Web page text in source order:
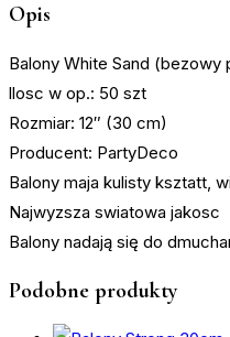
Opis
Balony White Sand (bezowy
llosc w op.: 50 szt
Rozmiar: 12″ (30 cm)
Producent: PartyDeco
Balony maja kulisty ksztatt,
Najwyzsza swiatowa jakosc
Balony nadają się do
Podobne produkty